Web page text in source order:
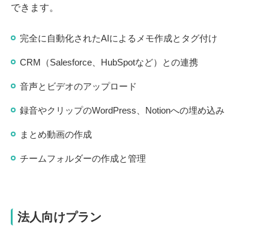
できます。
完全に自動化されたAIによるメモ作成とタグ付け
CRM（Salesforce、HubSpotなど）との連携
音声とビデオのアップロード
録音やクリップのWordPress、Notionへの埋め込み
まとめ動画の作成
チームフォルダーの作成と管理
法人向けプラン